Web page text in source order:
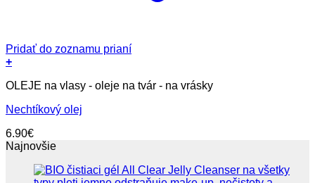
Pridať do zoznamu prianí
+
OLEJE na vlasy - oleje na tvár - na vrásky
Nechtíkový olej
6.90€
Najnovšie